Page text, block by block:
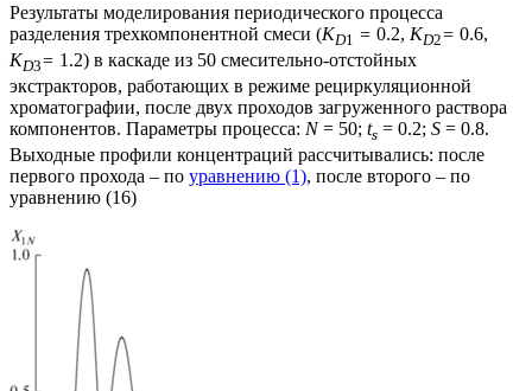
Результаты моделирования периодического процесса
разделения трехкомпонентной смеси (KD1 = 0.2, KD2= 0.6,
KD3= 1.2) в каскаде из 50 смесительно-отстойных
экстракторов, работающих в режиме рециркуляционной
хроматографии, после двух проходов загруженного раствора
компонентов. Параметры процесса: N= 50; ts = 0.2; S = 0.8.
Выходные профили концентраций рассчитывались: после
первого прохода – по уравнению (1), после второго – по
уравнению (16)